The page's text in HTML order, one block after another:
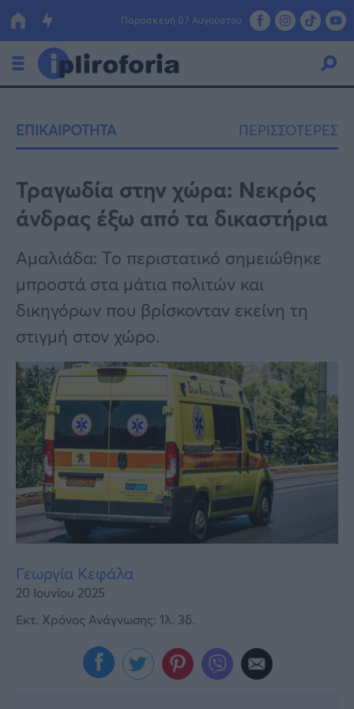
Παρασκευή 07 Αυγούστου
Οικονομία
Πολιτική
Τράπεζες
Επιδοτήσεις
ΕΣΠΑ
Κόσμος
Lifestyle
Αθλητικά
Υγεία
Γυναίκα
Καιρός
ΕΠΙΚΑΙΡΟΤΗΤΑ ΠΕΡΙΣΣΟΤΕΡΕΣ
Τραγωδία στην χώρα: Νεκρός
άνδρας έξω από τα δικαστήρια
Αμαλιάδα: Το περιστατικό σημειώθηκε
μπροστά στα μάτια πολιτών και
δικηγόρων που βρίσκονταν εκείνη τη
στιγμή στον χώρο.
Γεωργία Κεφάλα
20 Ιουνίου 2025
Εκτ. Χρόνος Ανάγνωσης: 1λ. 3δ.